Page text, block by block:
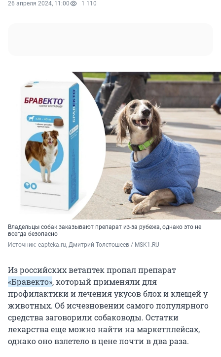
26 апреля 2024, 11:00 1 110
Владельцы собак заказывают препарат из-за рубежа, однако это не
всегда безопасно
Источник: eapteka.ru, Дмитрий Толстошеев / MSK1.RU
Из российских ветаптек пропал препарат
«Бравекто», который применяли для
профилактики и лечения укусов блох и клещей у
животных. Об исчезновении самого популярного
средства заговорили собаководы. Остатки
лекарства еще можно найти на маркетплейсах,
однако оно взлетело в цене почти в два раза.